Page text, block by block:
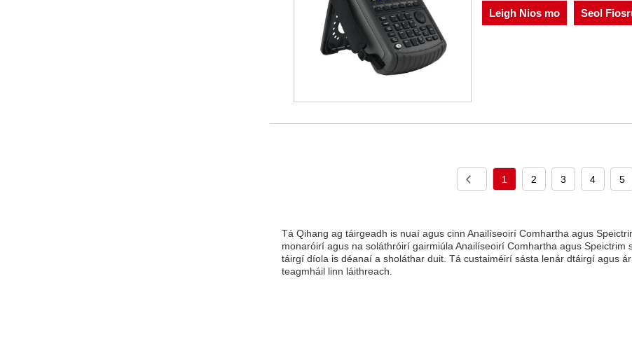
Leigh Nios mo Seol
1 2 3 4 5
Tá Qihang ag táirgeadh is nuaí agus cinn Anailíseoirí Comhartha agus
monaróirí agus na soláthróirí gairmiúla Anailíseoirí Comhartha agus
táirgí díola is déanaí a sholáthar duit. Tá custaiméirí sásta lenár dtáirgí agus
teagmháil linn láithreach.